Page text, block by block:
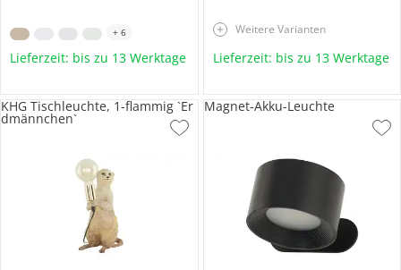
+ 6
Lieferzeit: bis zu 13 Werktage
Weitere Varianten
Lieferzeit: bis zu 13 Werktage
KHG Tischleuchte, 1-flammig `Er
dmännchen`
Magnet-Akku-Leuchte